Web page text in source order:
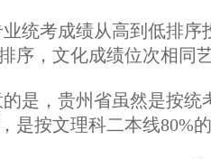
统考成绩从高到低排
序，文化成绩位次相同
是，贵州省虽然是按
是按文理科二本线80%